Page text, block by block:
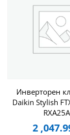
Инверторен
Daikin Stylish
RXA25A
2